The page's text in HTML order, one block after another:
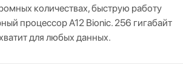
количествах, быструю работу
процессор A12 Bionic. 256 гигабайт
для любых данных.